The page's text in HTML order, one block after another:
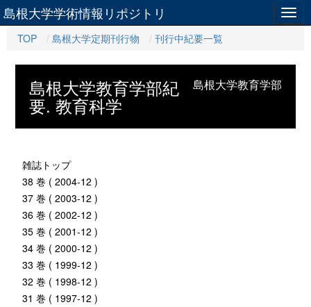
島根大学学術情報リポジトリ
TOP 島根大学定期刊行物 刊行中紀要一覧
島根大学教育学部
島根大学教育学部紀
要. 教育科学
雑誌トップ
38 巻 ( 2004-12 )
37 巻 ( 2003-12 )
36 巻 ( 2002-12 )
35 巻 ( 2001-12 )
34 巻 ( 2000-12 )
33 巻 ( 1999-12 )
32 巻 ( 1998-12 )
31 巻 ( 1997-12 )